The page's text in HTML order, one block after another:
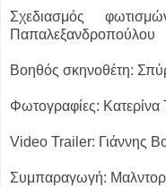
Σχεδιασμός
Παπαλεξανδροπούλου
Βοηθός σκηνοθέτη:
Φωτογραφίες: Κατερίνα
Video Trailer: Γιάννης
Συμπαραγωγή: